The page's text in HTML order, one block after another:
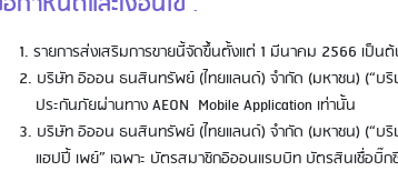
รายการส่งเสริมการขายนี้จัดขึ้นตั้งแต่ 1 มีนาคม 2566 เป็นต้
บริษัท อิออน ธนสินทรัพย์ (ไทยแลนด์) จำกัด (มหาชน) (“บ
ประกันภัยผ่านทาง AEON Mobile Application เท่านั้น
บริษัท อิออน ธนสินทรัพย์ (ไทยแลนด์) จำกัด (มหาชน) (“บ
แฮปปี้ เพย์” เฉพาะ บัตรสมาชิกอิออนแรบบิท บัตรสินเชื่อบิ๊